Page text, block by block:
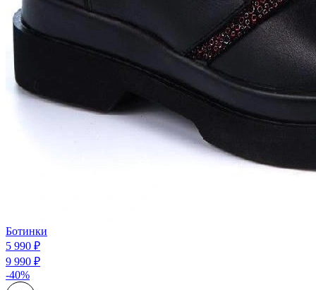
Ботинки
5 990 ₽
9 990 ₽
-40%